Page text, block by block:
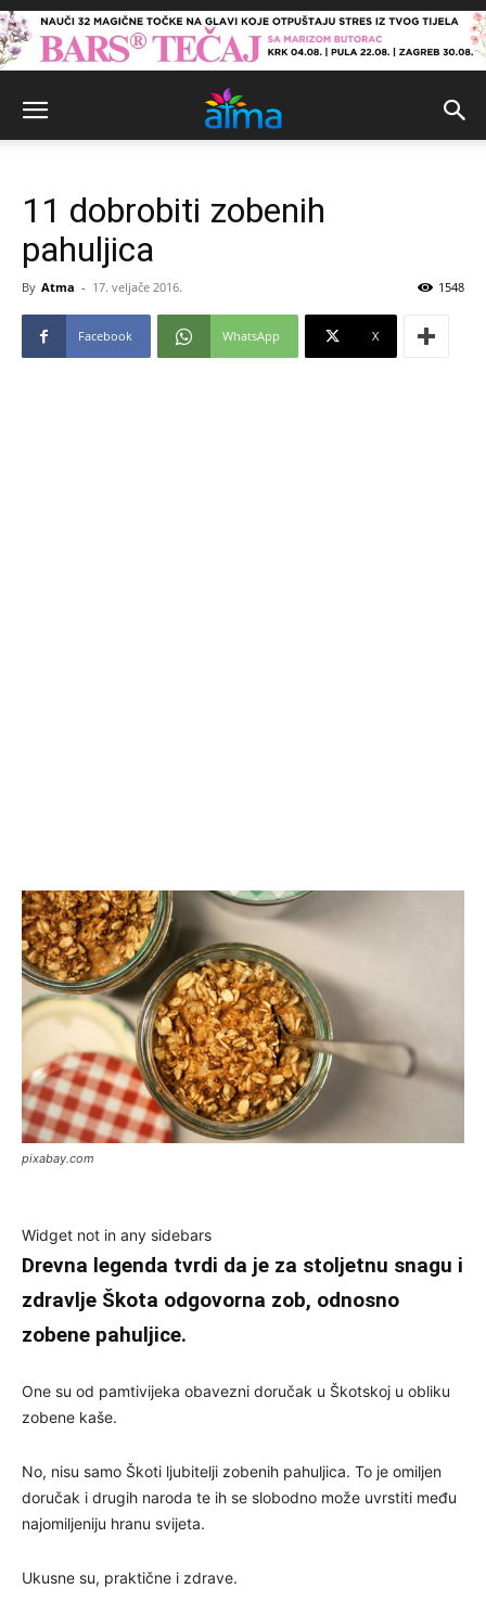
11 dobrobiti zobenih
pahuljica
By Atma - 17. veljače 2016. 1548
Facebook WhatsApp X
pixabay.com
Widget not in any sidebars
Drevna legenda tvrdi da je za stoljetnu snagu i
zdravlje Škota odgovorna zob, odnosno
zobene pahuljice.
One su od pamtivijeka obavezni doručak u Škotskoj u obliku
zobene kaše.
No, nisu samo Škoti ljubitelji zobenih pahuljica. To je omiljen
doručak i drugih naroda te ih se slobodno može uvrstiti među
najomiljeniju hranu svijeta.
Ukusne su, praktične i zdrave.